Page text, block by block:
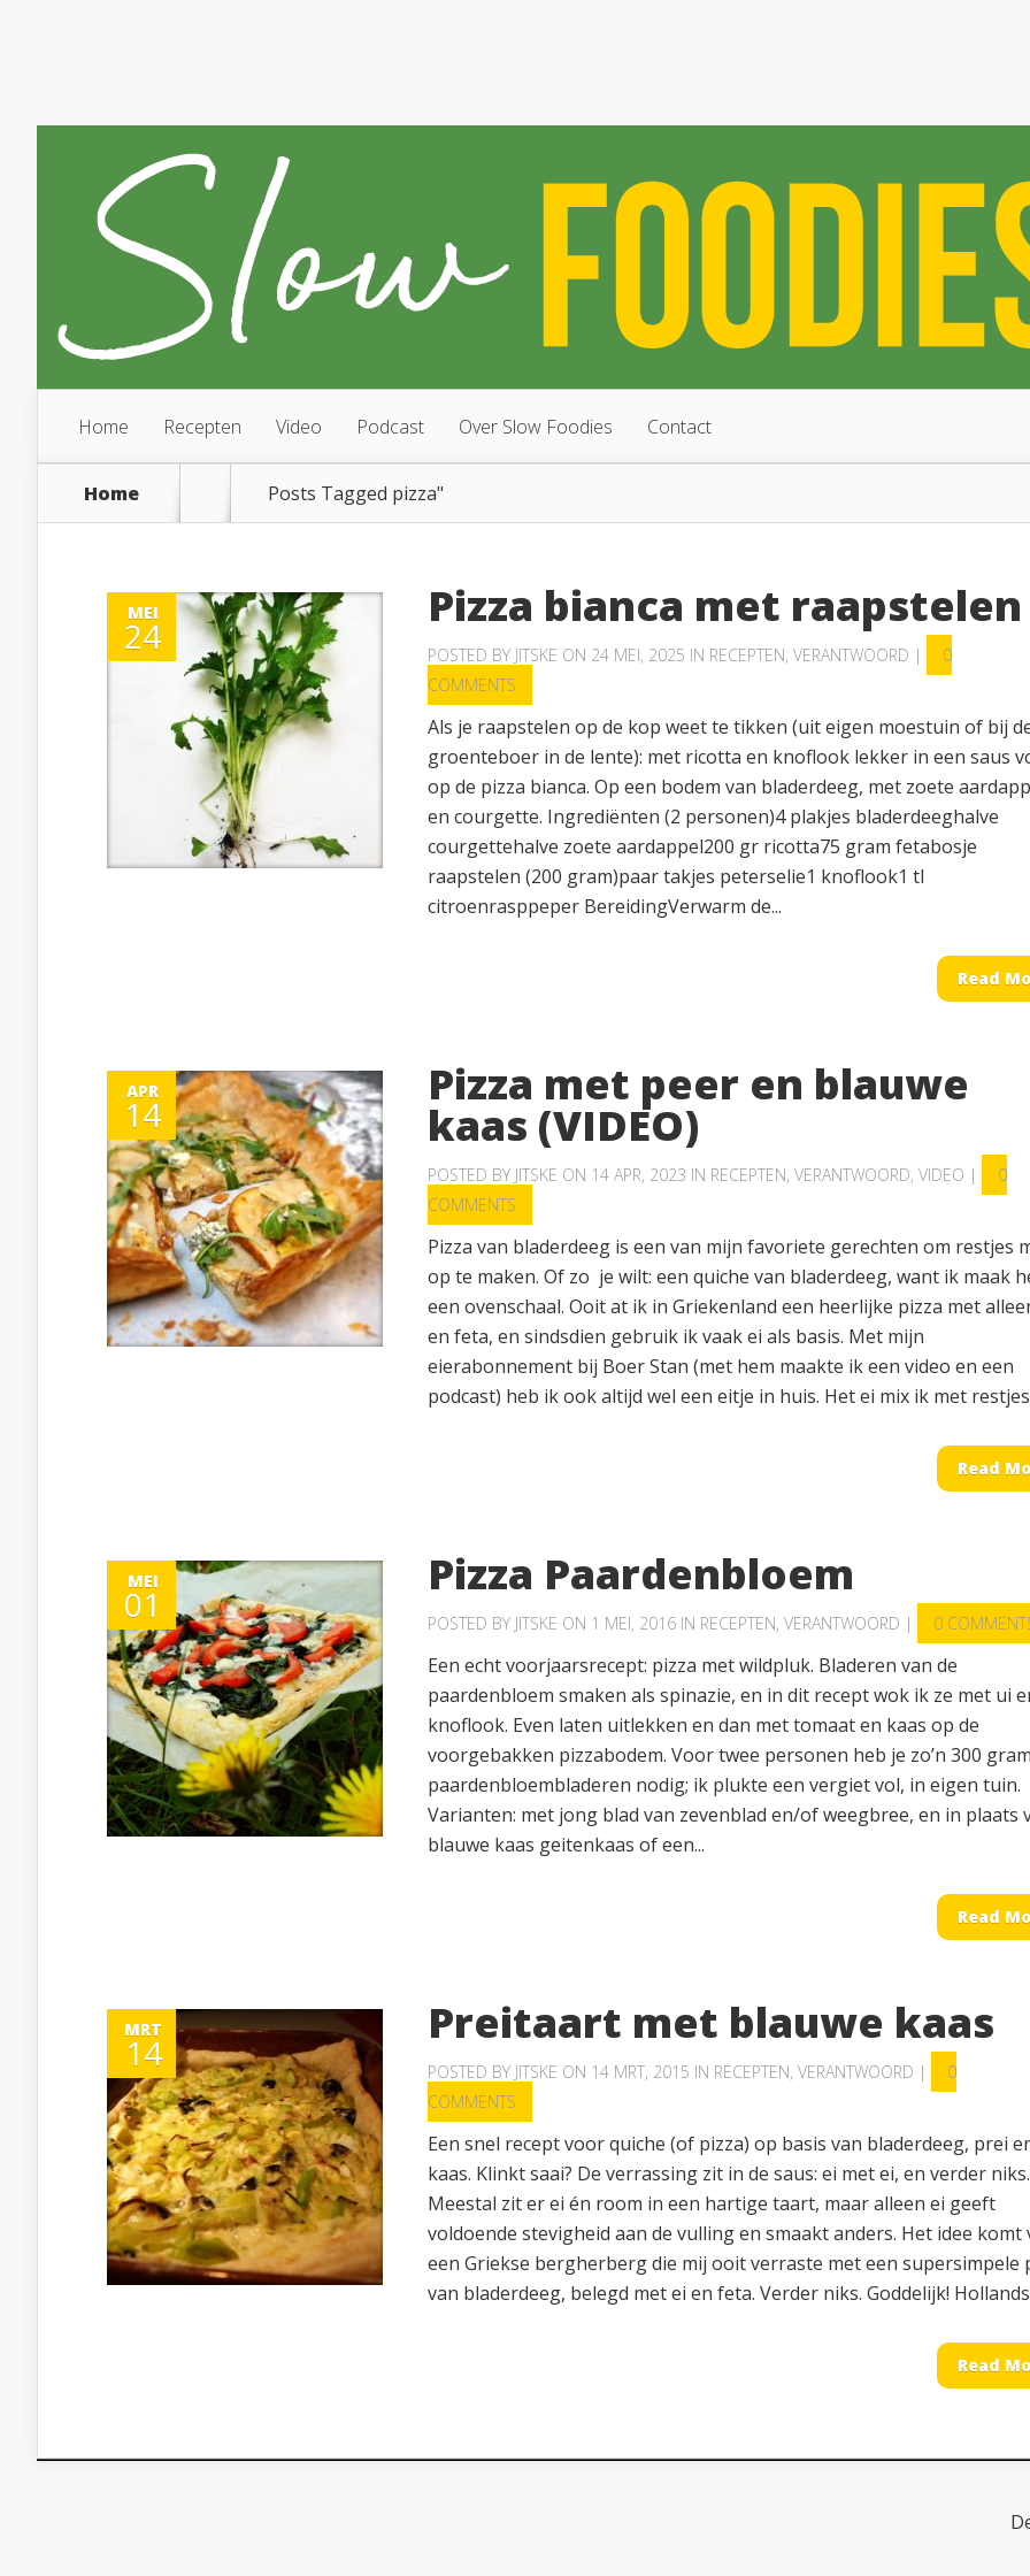
Home Recepten Video Podcast Over Slow Foodies Contact
Home Posts Tagged pizza"
MEI
24
Pizza bianca met raapstelen
POSTED BY JITSKE ON 24 MEI, 2025 IN RECEPTEN, VERANTWOORD |
0
COMMENTS
Als je raapstelen op de kop weet te tikken (uit eigen moestuin of bij
groenteboer in de lente): met ricotta en knoflook lekker in een saus
op de pizza bianca. Op een bodem van bladerdeeg, met zoete
en courgette. Ingrediënten (2 personen)4 plakjes bladerdeeghalve
courgettehalve zoete aardappel200 gr ricotta75 gram fetabosje
raapstelen (200 gram)paar takjes peterselie1 knoflook1 tl
citroenrasppeper BereidingVerwarm de...
Read
APR
14
Pizza met peer en blauwe
kaas (VIDEO)
POSTED BY JITSKE ON 14 APR, 2023 IN RECEPTEN, VERANTWOORD, VIDEO |
0
COMMENTS
Pizza van bladerdeeg is een van mijn favoriete gerechten om restjes
op te maken. Of zo je wilt: een quiche van bladerdeeg, want ik maak
een ovenschaal. Ooit at ik in Griekenland een heerlijke pizza met
en feta, en sindsdien gebruik ik vaak ei als basis. Met mijn
eierabonnement bij Boer Stan (met hem maakte ik een video en een
podcast) heb ik ook altijd wel een eitje in huis. Het ei mix ik met
Read
MEI
01
Pizza Paardenbloem
POSTED BY JITSKE ON 1 MEI, 2016 IN RECEPTEN, VERANTWOORD | 0
Een echt voorjaarsrecept: pizza met wildpluk. Bladeren van de
paardenbloem smaken als spinazie, en in dit recept wok ik ze met ui
knoflook. Even laten uitlekken en dan met tomaat en kaas op de
voorgebakken pizzabodem. Voor twee personen heb je zo’n 300 gram
paardenbloembladeren nodig; ik plukte een vergiet vol, in eigen tuin.
Varianten: met jong blad van zevenblad en/of weegbree, en in plaats
blauwe kaas geitenkaas of een...
Read
MRT
14
Preitaart met blauwe kaas
POSTED BY JITSKE ON 14 MRT, 2015 IN RECEPTEN, VERANTWOORD |
0
COMMENTS
Een snel recept voor quiche (of pizza) op basis van bladerdeeg, prei
kaas. Klinkt saai? De verrassing zit in de saus: ei met ei, en verder niks.
Meestal zit er ei én room in een hartige taart, maar alleen ei geeft
voldoende stevigheid aan de vulling en smaakt anders. Het idee komt
een Griekse bergherberg die mij ooit verraste met een supersimpele
van bladerdeeg, belegd met ei en feta. Verder niks. Goddelijk!
Read